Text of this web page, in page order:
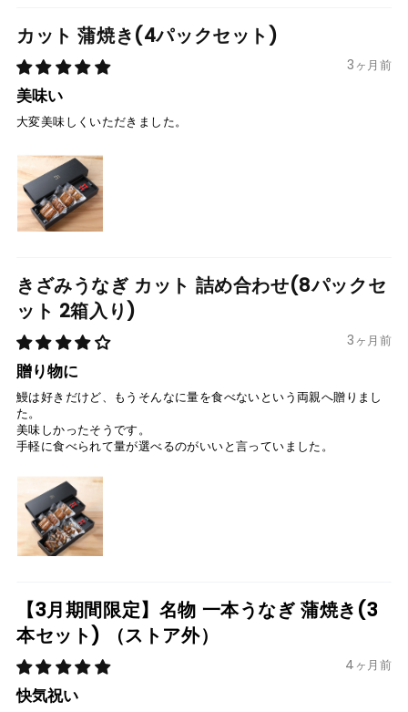
カット 蒲焼き(4パックセット)
3ヶ月前
美味い
大変美味しくいただきました。
きざみうなぎ カット 詰め合わせ(8パックセ
ット 2箱入り)
3ヶ月前
贈り物に
鰻は好きだけど、もうそんなに量を食べないという両親へ贈りまし
た。
美味しかったそうです。
手軽に食べられて量が選べるのがいいと言っていました。
【3月期間限定】名物 一本うなぎ 蒲焼き(3
本セット)
4ヶ月前
快気祝い